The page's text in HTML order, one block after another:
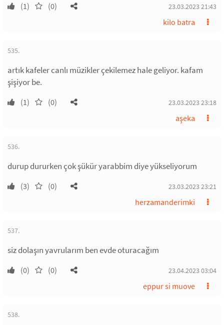
(1) (0) 23.03.2023 21:43
kilo batra
535.
artık kafeler canlı müzikler çekilemez hale geliyor. kafam
şişiyor be.
(1) (0) 23.03.2023 23:18
aşeka
536.
durup dururken çok şükür yarabbim diye yükseliyorum
(3) (0) 23.03.2023 23:21
herzamanderimki
537.
siz dolaşın yavrularım ben evde oturacağım
(0) (0) 23.04.2023 03:04
eppur si muove
538.